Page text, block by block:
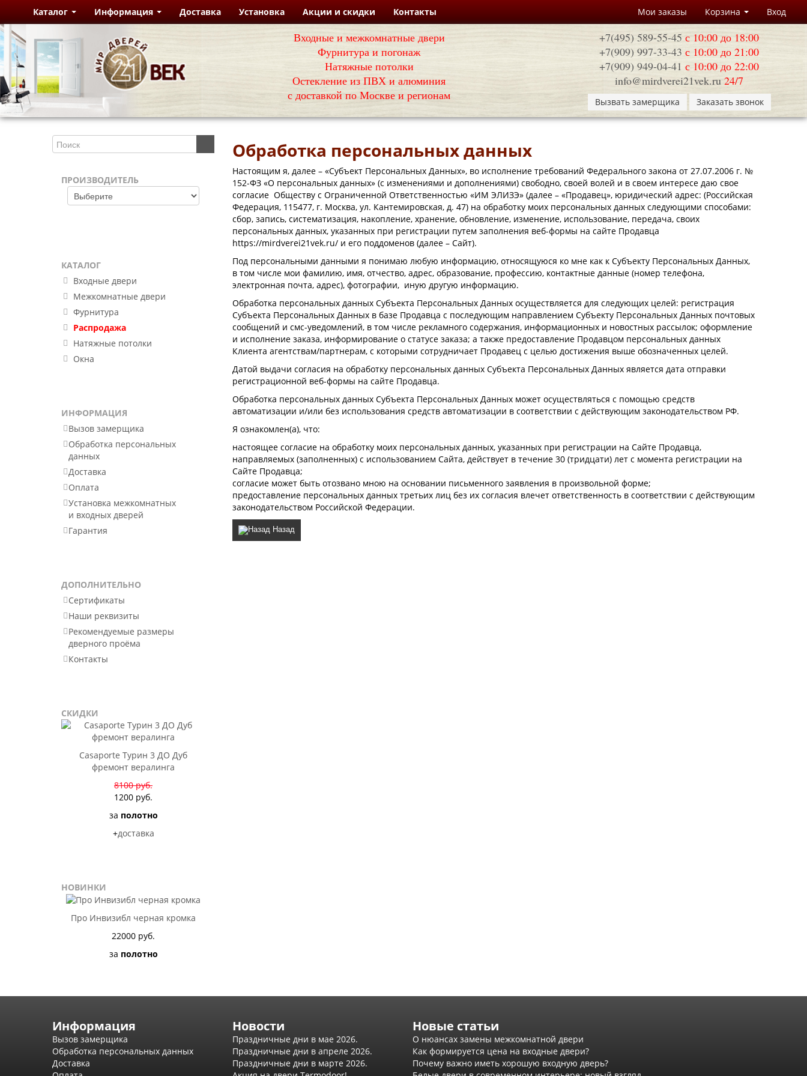
Мои заказы Корзина Вход
Каталог Информация Доставка Установка Акции и скидки Контакты
Входные и межкомнатные двери
Фурнитура и погонаж
Натяжные потолки
Остекление из ПВХ и алюминия
с доставкой по Москве и регионам
+7(495) 589-55-45 с 10:00 до 18:00
+7(909) 997-33-43 с 10:00 до 21:00
+7(909) 949-04-41 с 10:00 до 22:00
info@mirdverei21vek.ru 24/7
Вызвать замерщика Заказать звонок
Обработка персональных данных
Настоящим я, далее – «Субъект Персональных Данных», во исполнение требований Федерального закона от 27.07.2006 г. №
152-ФЗ «О персональных данных» (с изменениями и дополнениями) свободно, своей волей и в своем интересе даю свое
согласие Обществу с Ограниченной Ответственностью «ИМ ЭЛИЗЭ» (далее – «Продавец», юридический адрес: (Российская
Федерация, 115477, г. Москва, ул. Кантемировская, д. 47) на обработку моих персональных данных следующими способами:
сбор, запись, систематизация, накопление, хранение, обновление, изменение, использование, передача, своих
персональных данных, указанных при регистрации путем заполнения веб-формы на сайте Продавца
https://mirdverei21vek.ru/ и его поддоменов (далее – Сайт).
Под персональными данными я понимаю любую информацию, относящуюся ко мне как к Субъекту Персональных Данных,
в том числе мои фамилию, имя, отчество, адрес, образование, профессию, контактные данные (номер телефона,
электронная почта, адрес), фотографии, иную другую информацию.
Обработка персональных данных Субъекта Персональных Данных осуществляется для следующих целей: регистрация
Субъекта Персональных Данных в базе Продавца с последующим направлением Субъекту Персональных Данных почтовых
сообщений и смс-уведомлений, в том числе рекламного содержания, информационных и новостных рассылок; оформление
и исполнение заказа, информирование о статусе заказа; а также предоставление Продавцом персональных данных
Клиента агентствам/партнерам, с которыми сотрудничает Продавец с целью достижения выше обозначенных целей.
Датой выдачи согласия на обработку персональных данных Субъекта Персональных Данных является дата отправки
регистрационной веб-формы на сайте Продавца.
Обработка персональных данных Субъекта Персональных Данных может осуществляться с помощью средств
автоматизации и/или без использования средств автоматизации в соответствии с действующим законодательством РФ.
Я ознакомлен(а), что:
настоящее согласие на обработку моих персональных данных, указанных при регистрации на Сайте Продавца,
направляемых (заполненных) с использованием Cайта, действует в течение 30 (тридцати) лет с момента регистрации на
Cайте Продавца;
согласие может быть отозвано мною на основании письменного заявления в произвольной форме;
предоставление персональных данных третьих лиц без их согласия влечет ответственность в соответствии с действующим
законодательством Российской Федерации.
Назад
ПРОИЗВОДИТЕЛЬ
КАТАЛОГ
Входные двери
Межкомнатные двери
Фурнитура
Распродажа
Натяжные потолки
Окна
ИНФОРМАЦИЯ
Вызов замерщика
Обработка персональных
данных
Доставка
Оплата
Установка межкомнатных
и входных дверей
Гарантия
ДОПОЛНИТЕЛЬНО
Сертификаты
Наши реквизиты
Рекомендуемые размеры
дверного проёма
Контакты
СКИДКИ
Casaporte Турин 3 ДО Дуб
фремонт вералинга
8100 руб.
1200 руб.
за полотно
+доставка
НОВИНКИ
Про Инвизибл черная кромка
22000 руб.
за полотно
Информация
Вызов замерщика
Обработка персональных данных
Доставка
Новости
Праздничные дни в мае 2026.
Праздничные дни в апреле 2026.
Праздничные дни в марте 2026.
Новые статьи
О нюансах замены межкомнатной двери
Как формируется цена на входные двери?
Почему важно иметь хорошую входную дверь?